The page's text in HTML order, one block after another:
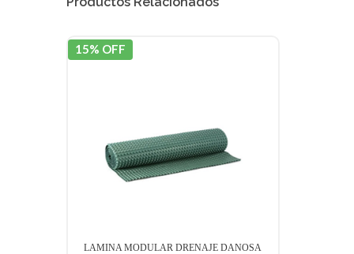
15% OFF
LAMINA MODULAR DRENAJE DANOSA